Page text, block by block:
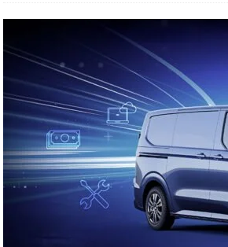
[ 06-05-2025 ]
SOFTWARE